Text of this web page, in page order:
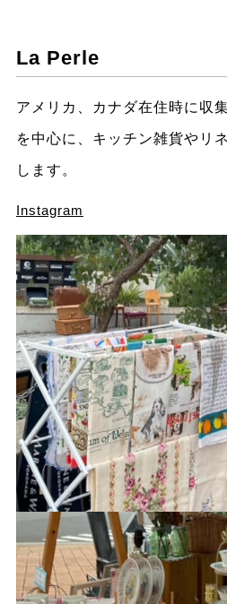
La Perle
アメリカ、カナダ在住時に収
を中心に、キッチン雑貨やリ
します。
Instagram